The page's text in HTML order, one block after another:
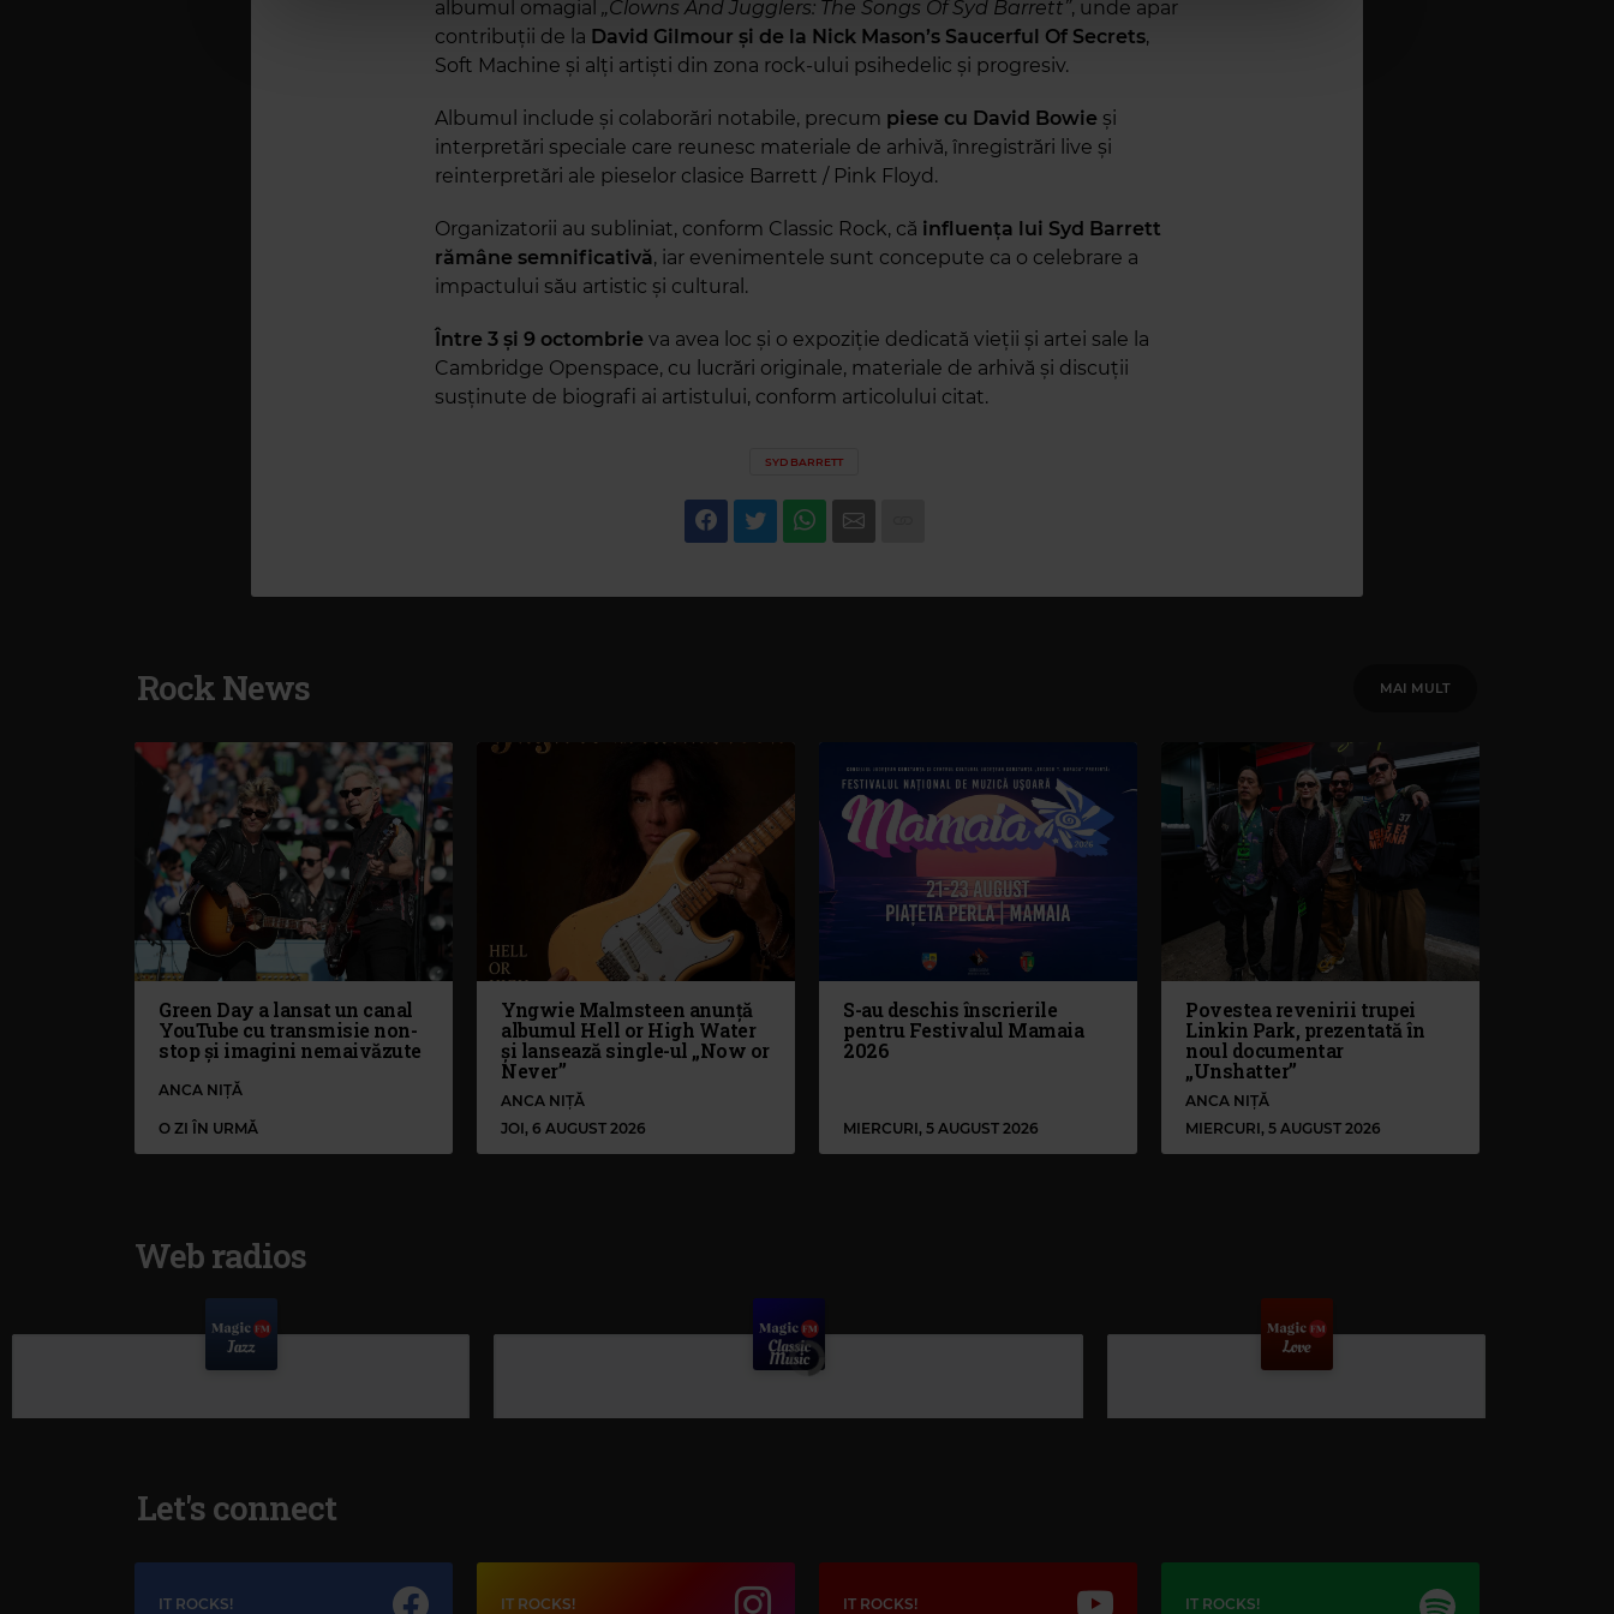
albumul omagial „Clowns And Jugglers: The Songs Of Syd Barrett”, unde apar
contribuții de la David Gilmour și de la Nick Mason’s Saucerful Of Secrets,
Soft Machine și alți artiști din zona rock-ului psihedelic și progresiv.
Albumul include și colaborări notabile, precum piese cu David Bowie și
interpretări speciale care reunesc materiale de arhivă, înregistrări live și
reinterpretări ale pieselor clasice Barrett / Pink Floyd.
Organizatorii au subliniat, conform Classic Rock, că influența lui Syd Barrett
rămâne semnificativă, iar evenimentele sunt concepute ca o celebrare a
impactului său artistic și cultural.
Între 3 și 9 octombrie va avea loc și o expoziție dedicată vieții și artei sale la
Cambridge Openspace, cu lucrări originale, materiale de arhivă și discuții
susținute de biografi ai artistului, conform articolului citat.
SYD BARRETT
Rock News MAI MULT
Green Day a lansat un canal
YouTube cu transmisie non-
stop și imagini nemaivăzute
ANCA NIȚĂ
O ZI ÎN URMĂ
Yngwie Malmsteen anunță
albumul Hell or High Water
și lansează single-ul „Now or
Never”
ANCA NIȚĂ
JOI, 6 AUGUST 2026
S-au deschis înscrierile
pentru Festivalul Mamaia
2026
MIERCURI, 5 AUGUST 2026
Povestea revenirii trupei
Linkin Park, prezentată în
noul documentar
„Unshatter”
ANCA NIȚĂ
MIERCURI, 5 AUGUST 2026
Web radios
Let's connect
IT ROCKS! IT ROCKS! IT ROCKS! IT ROCKS!